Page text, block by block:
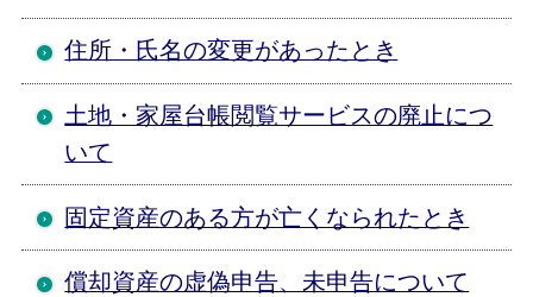
住所・氏名の変更があったとき
土地・家屋台帳閲覧サービスの廃止につ
いて
固定資産のある方が亡くなられたとき
償却資産の虚偽申告、未申告について